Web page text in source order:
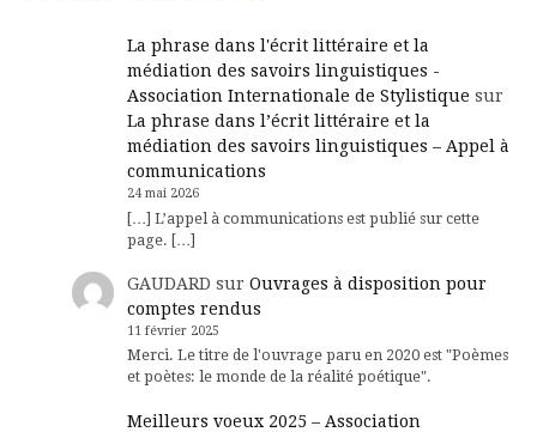
La phrase dans l'écrit littéraire et la
médiation des savoirs linguistiques -
Association Internationale de Stylistique sur
La phrase dans l’écrit littéraire et la
médiation des savoirs linguistiques – Appel à
communications
24 mai 2026
[…] L’appel à communications est publié sur cette
page. […]
GAUDARD sur Ouvrages à disposition pour
comptes rendus
11 février 2025
Merci. Le titre de l'ouvrage paru en 2020 est "Poèmes
et poètes: le monde de la réalité poétique".
Meilleurs voeux 2025 – Association